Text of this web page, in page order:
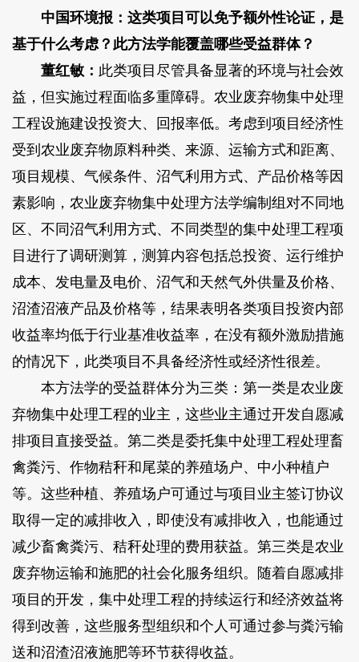
中国环境报：这类项目可以免予额外性论证，是
基于什么考虑？此方法学能覆盖哪些受益群体？
董红敏： 此类项目尽管具备显著的环境与社会效
益，但实施过程面临多重障碍。农业废弃物集中处理
工程设施建设投资大、回报率低。考虑到项目经济性
受到农业废弃物原料种类、来源、运输方式和距离、
项目规模、气候条件、沼气利用方式、产品价格等因
素影响，农业废弃物集中处理方法学编制组对不同地
区、不同沼气利用方式、不同类型的集中处理工程项
目进行了调研测算，测算内容包括总投资、运行维护
成本、发电量及电价、沼气和天然气外供量及价格、
沼渣沼液产品及价格等，结果表明各类项目投资内部
收益率均低于行业基准收益率，在没有额外激励措施
的情况下，此类项目不具备经济性或经济性很差。
本方法学的受益群体分为三类：第一类是农业废
弃物集中处理工程的业主，这些业主通过开发自愿减
排项目直接受益。第二类是委托集中处理工程处理畜
禽粪污、作物秸秆和尾菜的养殖场户、中小种植户
等。这些种植、养殖场户可通过与项目业主签订协议
取得一定的减排收入，即使没有减排收入，也能通过
减少畜禽粪污、秸秆处理的费用获益。第三类是农业
废弃物运输和施肥的社会化服务组织。随着自愿减排
项目的开发，集中处理工程的持续运行和经济效益将
得到改善，这些服务型组织和个人可通过参与粪污输
送和沼渣沼液施肥等环节获得收益。